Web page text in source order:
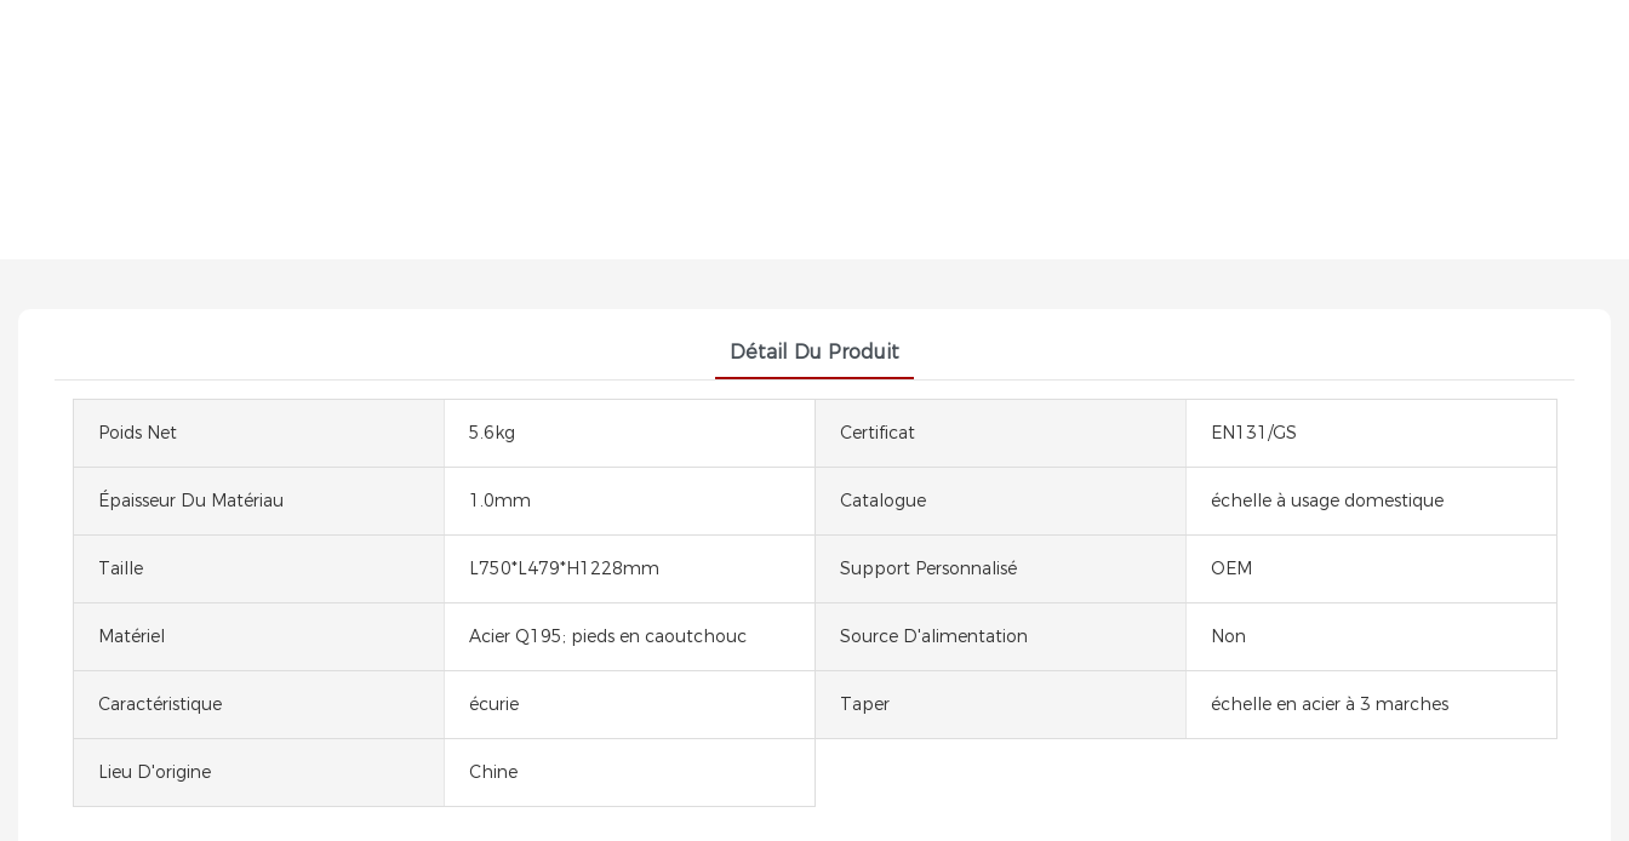
Détail Du Produit
Poids Net 5.6kg Certificat EN131/GS
Épaisseur Du Matériau 1.0mm Catalogue échelle à usage domestique
Taille L750*L479*H1228mm Support Personnalisé OEM
Matériel Acier Q195; pieds en caoutchouc Source D'alimentation Non
Caractéristique écurie Taper échelle en acier à 3 marches
Lieu D'origine Chine